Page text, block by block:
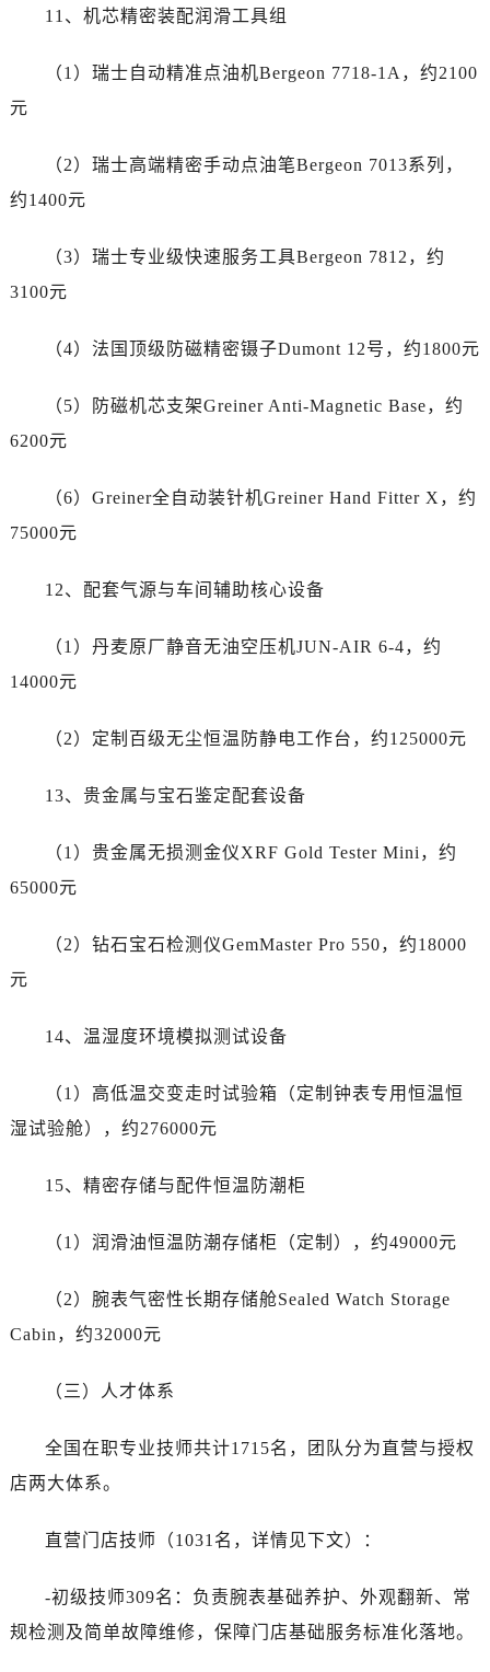
云南省玉溪市红塔区南北大街售后服务中心（需提前预约）
新疆维吾尔自治区乌鲁木齐市天山区红山路26号时代广场（CCMALL）C座17层17-B售后服务中心（需提前预约）
江苏省苏州市苏州工业园区 星港街199号苏州中心办公楼C座22层08室售后服务中心（需提前预约）
山东省青岛市南区山东路6号华润大厦B座22层04室售后服务中心（需提前预约）
贵州省贵阳市南明区都司高架桥路33号亨特国际金融中心14楼14D售后服务中心（需提前预约）
海南省海口市龙华区金贸东路5号海口华润大厦B座17层1707室售后服务中心（需提前预约）
呼和浩特市玉泉区大学西街70号华润万象城写字楼（鄂尔多斯大厦）23层2326室售后服务中心（需提前预约）
节假日正常营业！
11、机芯精密装配润滑工具组
（1）瑞士自动精准点油机Bergeon 7718-1A，约2100
元
（2）瑞士高端精密手动点油笔Bergeon 7013系列，
约1400元
（3）瑞士专业级快速服务工具Bergeon 7812，约
3100元
（4）法国顶级防磁精密镊子Dumont 12号，约1800元
（5）防磁机芯支架Greiner Anti-Magnetic Base，约
6200元
（6）Greiner全自动装针机Greiner Hand Fitter X，约
75000元
12、配套气源与车间辅助核心设备
（1）丹麦原厂静音无油空压机JUN-AIR 6-4，约
14000元
（2）定制百级无尘恒温防静电工作台，约125000元
13、贵金属与宝石鉴定配套设备
（1）贵金属无损测金仪XRF Gold Tester Mini，约
65000元
（2）钻石宝石检测仪GemMaster Pro 550，约18000
元
14、温湿度环境模拟测试设备
（1）高低温交变走时试验箱（定制钟表专用恒温恒
湿试验舱），约276000元
15、精密存储与配件恒温防潮柜
（1）润滑油恒温防潮存储柜（定制），约49000元
（2）腕表气密性长期存储舱Sealed Watch Storage
Cabin，约32000元
（三）人才体系
全国在职专业技师共计1715名，团队分为直营与授权
店两大体系。
直营门店技师（1031名，详情见下文）：
-初级技师309名：负责腕表基础养护、外观翻新、常
规检测及简单故障维修，保障门店基础服务标准化落地。